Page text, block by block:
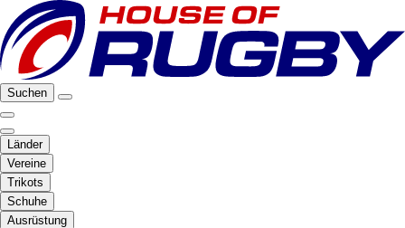
Suchen
Länder
Vereine
Trikots
Schuhe
Ausrüstung